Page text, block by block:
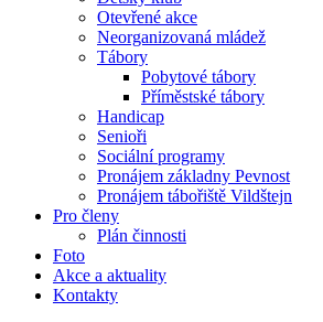
Otevřené akce
Neorganizovaná mládež
Tábory
Pobytové tábory
Příměstské tábory
Handicap
Senioři
Sociální programy
Pronájem základny Pevnost
Pronájem tábořiště Vildštejn
Pro členy
Plán činnosti
Foto
Akce a aktuality
Kontakty